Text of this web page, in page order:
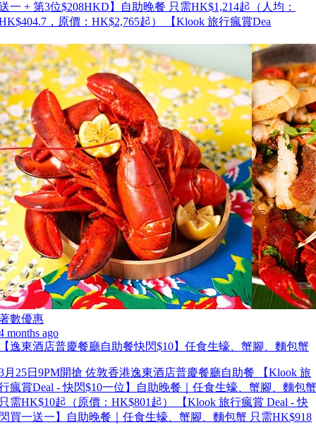
一 + 第3位$208HKD】自助晚餐 只需HK$1,214起（人均：
，原價：HK$2,765起） 【Klook 旅行瘋賞Dea
數優惠
months ago
逸東酒店普慶餐廳自助餐快閃$10】任食生蠔、蟹腳、麵包蟹
月25日9PM開搶 佐敦香港逸東酒店普慶餐廳自助餐 【Klook 旅
瘋賞Deal - 快閃$10一位】自助晚餐｜任食生蠔、蟹腳、麵包蟹
需HK$10起（原價：HK$801起） 【Klook 旅行瘋賞 Deal - 快
買一送一】自助晚餐｜任食生蠔、蟹腳、麵包蟹 只需HK$918